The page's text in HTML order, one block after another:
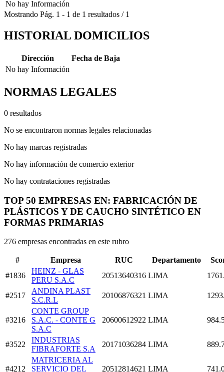
No hay Información
Mostrando Pág. 1 - 1 de 1 resultados / 1
HISTORIAL DOMICILIOS
Dirección
Fecha de Baja
No hay Información
NORMAS LEGALES
0 resultados
No se encontraron normas legales relacionadas
No hay marcas registradas
No hay información de comercio exterior
No hay contrataciones registradas
TOP 50 EMPRESAS EN: FABRICACIÓN DE
PLÁSTICOS Y DE CAUCHO SINTÉTICO EN
FORMAS PRIMARIAS
276 empresas encontradas en este rubro
# Empresa RUC Departamento
#1836
HEINZ - GLAS
PERU S.A.C
20513640316 LIMA
#2517
ANDINA PLAST
S.C.R.L
20106876321 LIMA
#3216
CONTE GROUP
S.A.C. - CONTE G
S.A.C
20600612922 LIMA
#3522
INDUSTRIAS
FIBRAFORTE S.A
20171036284 LIMA
#4212
MATRICERIA AL
SERVICIO DEL
20512814621 LIMA